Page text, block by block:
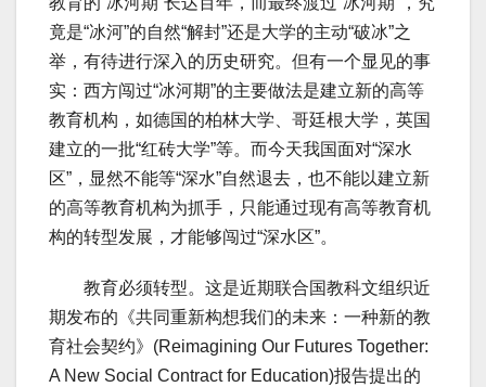
竟是“冰河”的自然“解封”还是大学的主动“破冰”之
举，有待进行深入的历史研究。但有一个显见的事
实：西方闯过“冰河期”的主要做法是建立新的高等
教育机构，如德国的柏林大学、哥廷根大学，英国
建立的一批“红砖大学”等。而今天我国面对“深水
区”，显然不能等“深水”自然退去，也不能以建立新
的高等教育机构为抓手，只能通过现有高等教育机
构的转型发展，才能够闯过“深水区”。
教育必须转型。这是近期联合国教科文组织近
期发布的《共同重新构想我们的未来：一种新的教
育社会契约》(Reimagining Our Futures Together:
A New Social Contract for Education)报告提出的